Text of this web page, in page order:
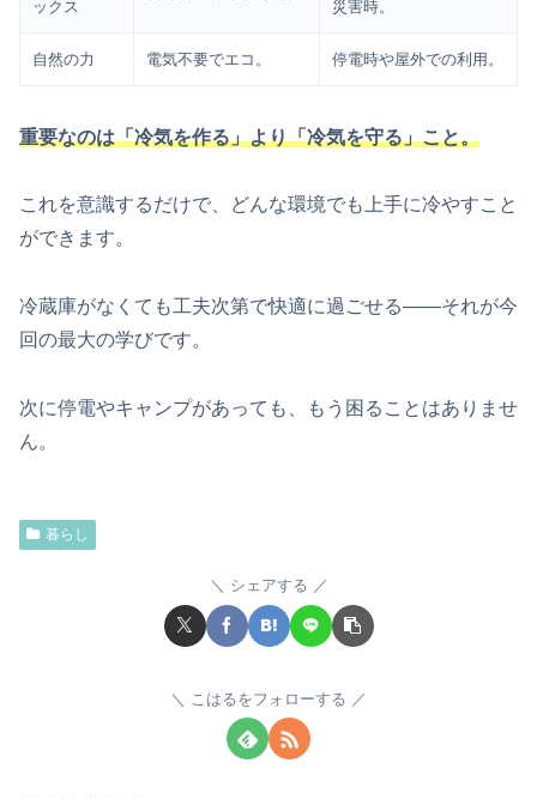
ックス
災害時。
自然の力 電気不要でエコ。 停電時や屋外での利用。
重要なのは「冷気を作る」より「冷気を守る」こと。
これを意識するだけで、どんな環境でも上手に冷やすこと
ができます。
冷蔵庫がなくても工夫次第で快適に過ごせる——それが今
回の最大の学びです。
次に停電やキャンプがあっても、もう困ることはありませ
ん。
暮らし
シェアする
こはるをフォローする